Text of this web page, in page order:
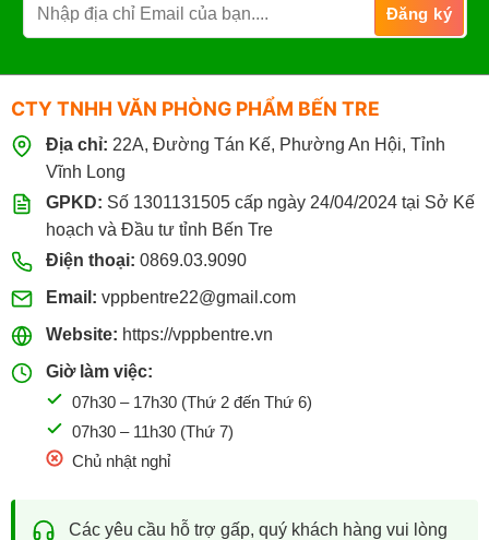
CTY TNHH VĂN PHÒNG PHẨM BẾN TRE
Địa chỉ: 22A, Đường Tán Kế, Phường An Hội, Tỉnh
Vĩnh Long
GPKD: Số 1301131505 cấp ngày 24/04/2024 tại Sở Kế
hoạch và Đầu tư tỉnh Bến Tre
Điện thoại: 0869.03.9090
Email: vppbentre22@gmail.com
Website: https://vppbentre.vn
Giờ làm việc:
07h30 – 17h30 (Thứ 2 đến Thứ 6)
07h30 – 11h30 (Thứ 7)
Chủ nhật nghỉ
Các yêu cầu hỗ trợ gấp, quý khách hàng vui lòng